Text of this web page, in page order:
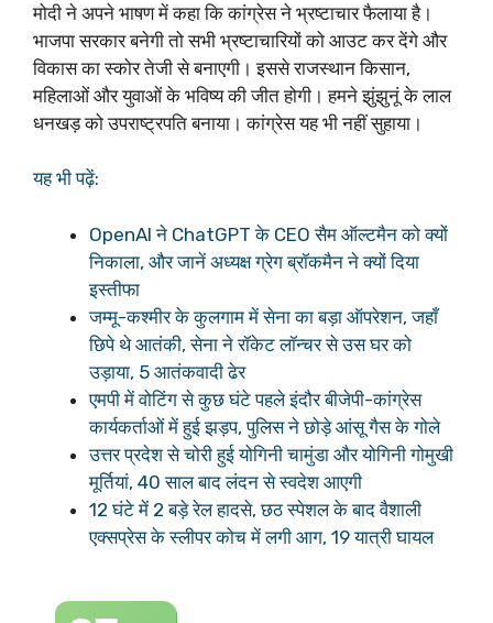
मोदी ने अपने भाषण में कहा कि कांग्रेस ने भ्रष्टाचार फैलाया है।
भाजपा सरकार बनेगी तो सभी भ्रष्टाचारियों को आउट कर देंगे और
विकास का स्कोर तेजी से बनाएगी। इससे राजस्थान किसान,
महिलाओं और युवाओं के भविष्य की जीत होगी। हमने झुंझुनूं के लाल
धनखड़ को उपराष्ट्रपति बनाया। कांग्रेस यह भी नहीं सुहाया।
यह भी पढ़ें:
OpenAI ने ChatGPT के CEO सैम ऑल्टमैन को क्यों
निकाला, और जानें अध्यक्ष ग्रेग ब्रॉकमैन ने क्यों दिया
इस्तीफा
जम्मू-कश्मीर के कुलगाम में सेना का बड़ा ऑपरेशन, जहाँ
छिपे थे आतंकी, सेना ने रॉकेट लॉन्चर से उस घर को
उड़ाया, 5 आतंकवादी ढेर
एमपी में वोटिंग से कुछ घंटे पहले इंदौर बीजेपी-कांग्रेस
कार्यकर्ताओं में हुई झड़प, पुलिस ने छोड़े आंसू गैस के गोले
उत्तर प्रदेश से चोरी हुई योगिनी चामुंडा और योगिनी गोमुखी
मूर्तियां, 40 साल बाद लंदन से स्वदेश आएगी
12 घंटे में 2 बड़े रेल हादसे, छठ स्पेशल के बाद वैशाली
एक्सप्रेस के स्लीपर कोच में लगी आग, 19 यात्री घायल